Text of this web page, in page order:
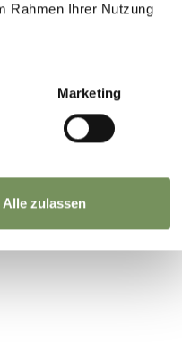
Rahmen Ihrer Nutzung
Marketing
Alle zulassen